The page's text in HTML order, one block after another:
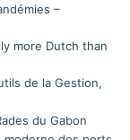
–
more Dutch than
de la Gestion,
du Gabon